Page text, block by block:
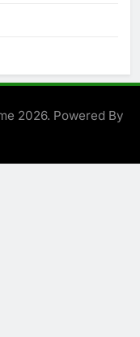
2026. Powered By